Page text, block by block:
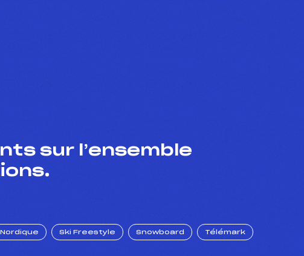
sur l’ensemble
Ski Freestyle Snowboard Télémark